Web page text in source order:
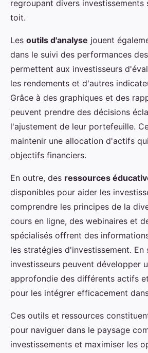
regroupant divers investissements
toit.
Les outils d'analyse jouent
dans le suivi des performances
permettent aux investisseurs
les rendements et d'autres
Grâce à des graphiques et des
peuvent prendre des décisions
l'ajustement de leur portefeuille.
maintenir une allocation d'actifs
objectifs financiers.
En outre, des ressources
disponibles pour aider les
comprendre les principes de la
cours en ligne, des webinaires et
spécialisés offrent des
les stratégies d'investissement. En
investisseurs peuvent développer
approfondie des différents actifs
pour les intégrer efficacement
Ces outils et ressources
pour naviguer dans le paysage
investissements et maximiser les